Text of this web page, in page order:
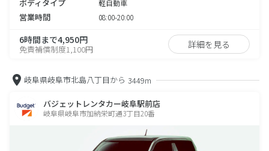
ボディタイプ 軽自動車
営業時間 08:00-20:00
6時間まで4,950円
免責補償制度1,100円 詳細を見る
岐阜県岐阜市北島八丁目から 3449m
バジェットレンタカー岐阜駅前店
岐阜県岐阜市加納栄町通3丁目20番